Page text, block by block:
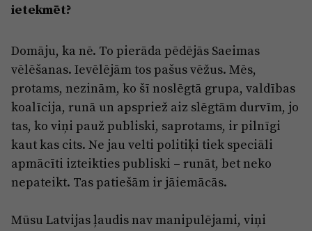
ietekmēt?
Domāju, ka nē. To pierāda pēdējās Saeimas
vēlēšanas. Ievēlējām tos pašus vēžus. Mēs,
protams, nezinām, ko šī noslēgtā grupa, valdības
koalīcija, runā un apspriež aiz slēgtām durvīm, jo
tas, ko viņi pauž publiski, saprotams, ir pilnīgi
kaut kas cits. Ne jau velti politiķi tiek speciāli
apmācīti izteikties publiski – runāt, bet neko
nepateikt. Tas patiešām ir jāiemācās.
Mūsu Latvijas ļaudis nav manipulējami, viņi